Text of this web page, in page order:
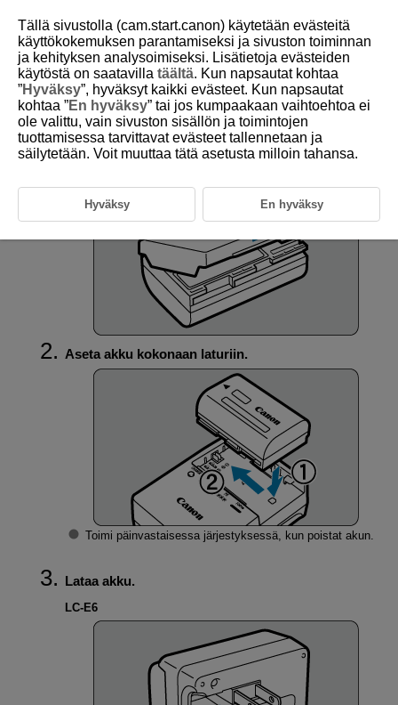
D388-016
Akun lataaminen
Irrota akun mukana toimitettu suojakotelo.
Aseta akku kokonaan laturiin.
Toimi päinvastaisessa järjestyksessä, kun poistat akun.
Lataa akku.
LC-E6
Tällä sivustolla (cam.start.canon) käytetään evästeitä
käyttökokemuksen parantamiseksi ja sivuston toiminnan
ja kehityksen analysoimiseksi. Lisätietoja evästeiden
käytöstä on saatavilla täältä. Kun napsautat kohtaa
”Hyväksy”, hyväksyt kaikki evästeet. Kun napsautat
kohtaa ”En hyväksy” tai jos kumpaakaan vaihtoehtoa ei
ole valittu, vain sivuston sisällön ja toimintojen
tuottamisessa tarvittavat evästeet tallennetaan ja
säilytetään. Voit muuttaa tätä asetusta milloin tahansa.
Hyväksy En hyväksy